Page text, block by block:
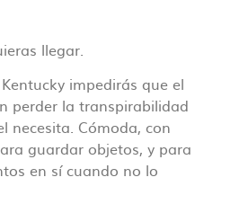
llegar.
impedirás que el
perder la transpirabilidad
necesita. Cómoda, con
guardar objetos, y para
en sí cuando no lo